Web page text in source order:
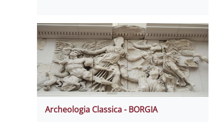
Archeologia Classica - BORGIA